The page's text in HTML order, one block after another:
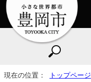
現在の位置： トップページ